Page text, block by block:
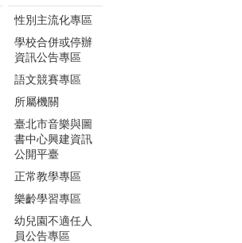
性別主流化專區
學校合併或停辦
資訊公告專區
語文競賽專區
所屬機關
臺北市音樂與圖
書中心興建資訊
公開平臺
正常教學專區
樂齡學習專區
幼兒園不適任人
員公告專區